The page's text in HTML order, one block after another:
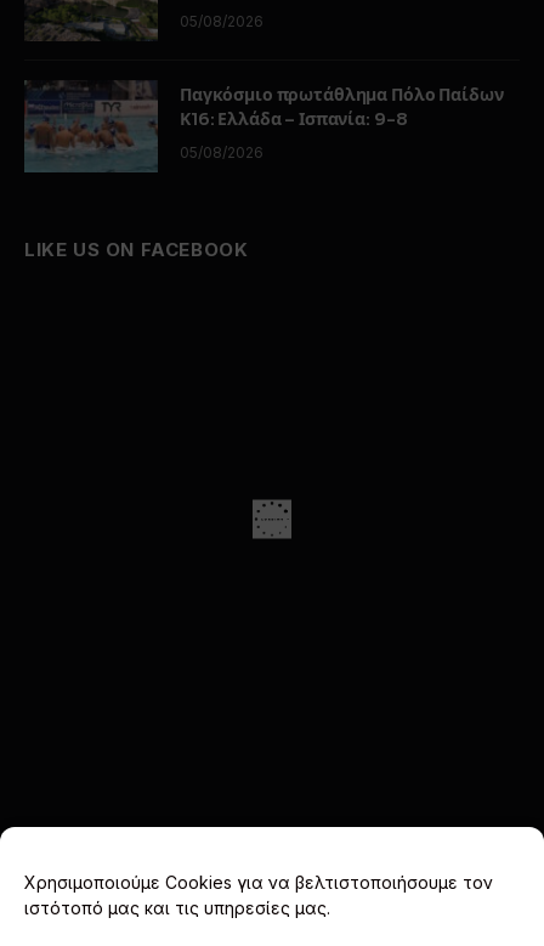
Χρησιμοποιούμε Cookies για να βελτιστοποιήσουμε τον
ιστότοπό μας και τις υπηρεσίες μας.
05/08/2026
Παγκόσμιο πρωτάθλημα Πόλο Παίδων
Κ16: Ελλάδα – Ισπανία: 9-8
05/08/2026
LIKE US ON FACEBOOK